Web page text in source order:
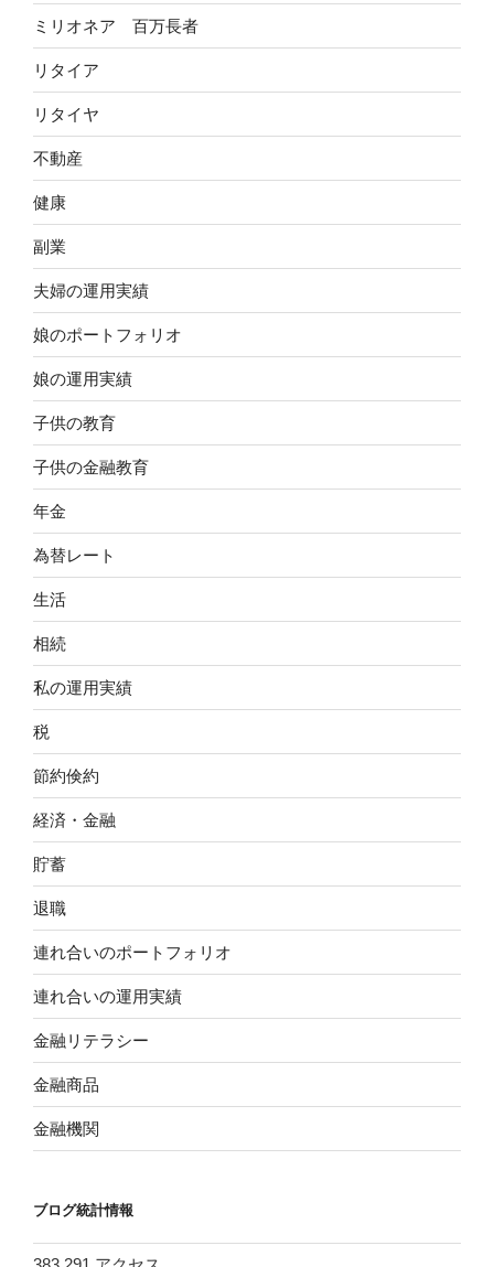
ミリオネア 百万長者
リタイア
リタイヤ
不動産
健康
副業
夫婦の運用実績
娘のポートフォリオ
娘の運用実績
子供の教育
子供の金融教育
年金
為替レート
生活
相続
私の運用実績
税
節約倹約
経済・金融
貯蓄
退職
連れ合いのポートフォリオ
連れ合いの運用実績
金融リテラシー
金融商品
金融機関
ブログ統計情報